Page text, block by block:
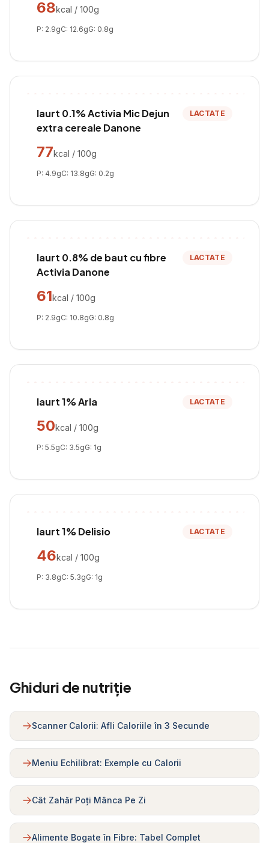
68kcal / 100g
P: 2.9gC: 12.6gG: 0.8g
Iaurt 0.1% Activia Mic Dejun
extra cereale Danone
LACTATE
77kcal / 100g
P: 4.9gC: 13.8gG: 0.2g
Iaurt 0.8% de baut cu fibre
Activia Danone
LACTATE
61kcal / 100g
P: 2.9gC: 10.8gG: 0.8g
Iaurt 1% Arla LACTATE
50kcal / 100g
P: 5.5gC: 3.5gG: 1g
Iaurt 1% Delisio LACTATE
46kcal / 100g
P: 3.8gC: 5.3gG: 1g
Ghiduri de nutriție
Scanner Calorii: Afli Caloriile în 3 Secunde
Meniu Echilibrat: Exemple cu Calorii
Cât Zahăr Poți Mânca Pe Zi
Alimente Bogate în Fibre: Tabel Complet